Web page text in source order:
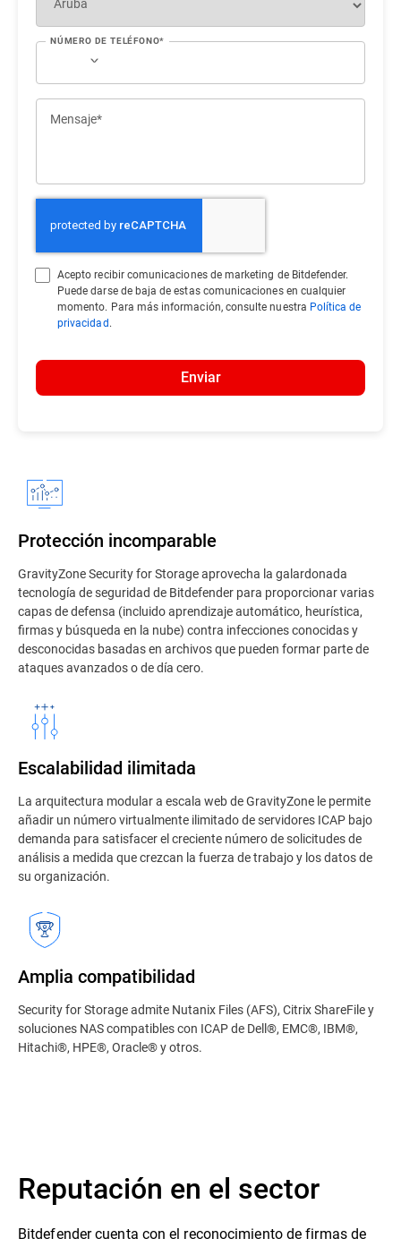
Protección incomparable
GravityZone Security for Storage aprovecha la galardonada
tecnología de seguridad de Bitdefender para proporcionar varias
capas de defensa (incluido aprendizaje automático, heurística,
firmas y búsqueda en la nube) contra infecciones conocidas y
desconocidas basadas en archivos que pueden formar parte de
ataques avanzados o de día cero.
Escalabilidad ilimitada
La arquitectura modular a escala web de GravityZone le permite
añadir un número virtualmente ilimitado de servidores ICAP bajo
demanda para satisfacer el creciente número de solicitudes de
análisis a medida que crezcan la fuerza de trabajo y los datos de
su organización.
Amplia compatibilidad
Security for Storage admite Nutanix Files (AFS), Citrix ShareFile y
soluciones NAS compatibles con ICAP de Dell®, EMC®, IBM®,
Hitachi®, HPE®, Oracle® y otros.
NÚMERO DE TELÉFONO*
Mensaje*
Acepto recibir comunicaciones de marketing de Bitdefender.
Puede darse de baja de estas comunicaciones en cualquier
momento. Para más información, consulte nuestra Política de
privacidad.
Enviar
Reputación en el sector
Bitdefender cuenta con el reconocimiento de firmas de